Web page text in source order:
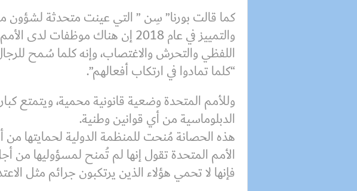
كما قالت بورنا” سِن ” التي عينت متحدثة لشؤون
والتمييز في عام 2018 إن هناك
اللفظي والتحرش والاغتصاب، وإنه كلما سُمح
“كلما تمادوا في ارتكاب أفعالهم”.
وللأمم المتحدة وضعية قانونية محمية، ويتمتع
الدبلوماسية من أي قوانين وطنية.
هذه الحصانة مُنحت للمنظمة الدولية لحمايتها
الأمم المتحدة تقول إنها لم تُمنح لمسؤوليها
فإنها لا تحمي هؤلاء الذين يرتكبون جرائم مثل